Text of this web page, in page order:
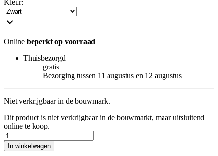
Kleur:
Online beperkt op voorraad
Thuisbezorgd
gratis
Bezorging tussen 11 augustus en 12 augustus
Niet verkrijgbaar in de bouwmarkt
Dit product is niet verkrijgbaar in de bouwmarkt, maar uitsluitend
online te koop.
In winkelwagen